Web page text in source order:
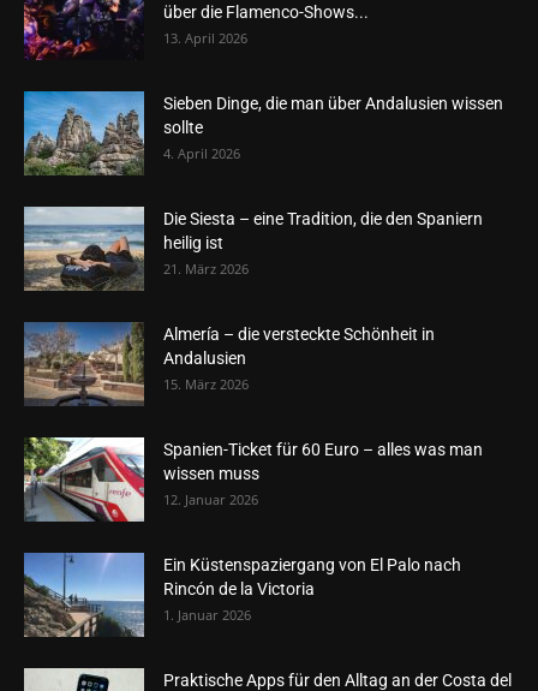
über die Flamenco-Shows...
13. April 2026
Sieben Dinge, die man über Andalusien wissen
sollte
4. April 2026
Die Siesta – eine Tradition, die den Spaniern
heilig ist
21. März 2026
Almería – die versteckte Schönheit in
Andalusien
15. März 2026
Spanien-Ticket für 60 Euro – alles was man
wissen muss
12. Januar 2026
Ein Küstenspaziergang von El Palo nach
Rincón de la Victoria
1. Januar 2026
Praktische Apps für den Alltag an der Costa del